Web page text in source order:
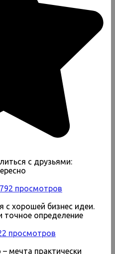
с друзьями:
просмотров
с хорошей бизнес идеи.
точное определение
просмотров
мечта практически